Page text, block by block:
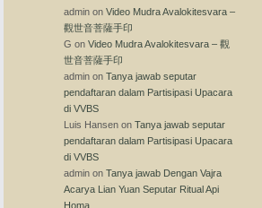
admin on Video Mudra Avalokitesvara –
觀世音菩薩手印
G on Video Mudra Avalokitesvara – 觀
世音菩薩手印
admin on Tanya jawab seputar
pendaftaran dalam Partisipasi Upacara
di VVBS
Luis Hansen on Tanya jawab seputar
pendaftaran dalam Partisipasi Upacara
di VVBS
admin on Tanya jawab Dengan Vajra
Acarya Lian Yuan Seputar Ritual Api
Homa